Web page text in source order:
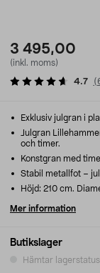
3 495,00
(inkl. moms)
4.7 (
Butikslager
Hämtar
Exklusiv julgran i
Julgran
och timer.
Konstgran med
Stabil metallfot –
Höjd: 210 cm.
Mer information